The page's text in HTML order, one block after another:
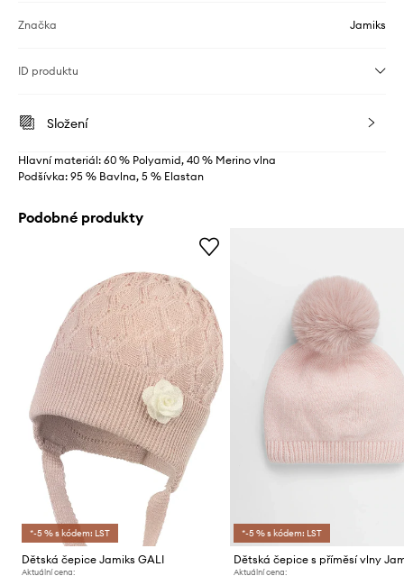
Značka Jamiks
ID produktu
Složení
Hlavní materiál: 60 % Polyamid, 40 % Merino vlna
Podšívka: 95 % Bavlna, 5 % Elastan
Podobné produkty
*-5 % s kódem: LST
Dětská čepice Jamiks GALI
Aktuální cena:
*-5 % s kódem: LST
Aktuální cena: